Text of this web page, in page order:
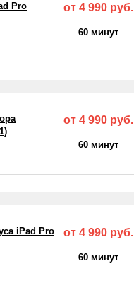
Pro
от 4 990 руб.
60 минут
от 4 990 руб.
60 минут
iPad Pro
от 4 990 руб.
60 минут